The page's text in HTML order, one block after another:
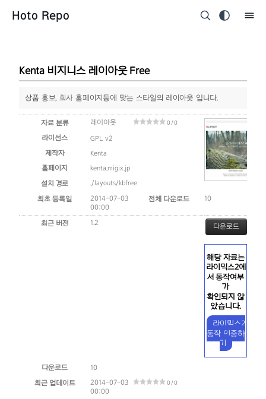
Hoto Repo
Kenta 비지니스 레이아웃 Free
상품 홍보, 회사 홈페이지등에 맞는 스타일의 레이아웃 입니다.
자료 분류 레이아웃 0 / 0
라이선스
GPL v2
제작자
Kenta
홈페이지
kenta.migix.jp
설치 경로
./layouts/kbfree
최초 등록일
2014-07-03
00:00
전체 다운로드 10
최근 버전 1.2 다운로드
해당 자료는
라이믹스2에
서 동작여부
가
확인되지 않
았습니다.
라이믹스2
동작 인증하
기
다운로드
10
최근 업데이트
2014-07-03
00:00
0 / 0